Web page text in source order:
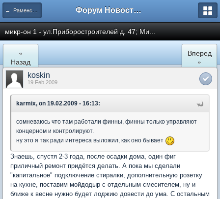
← Раменское Форум Новостройки
микр-он 1 - ул.Приборостроителей д. 47; Ми...
«
Назад
Вперед
»
koskin
19 Feb 2009
karmix, on 19.02.2009 - 16:13:
сомневаюсь что там работали финны, финны только управляют
концерном и контролируют.
ну это я так ради интереса выложил, как оно бывает
Знаешь, спустя 2-3 года, после осадки дома, один фиг
приличный ремонт придётся делать. А пока мы сделали
"капитальное" подключение стиралки, дополнительную розетку
на кухне, поставим мойдодыр с отдельным смесителем, ну и
ближе к весне нужно будет лоджию довести до ума. С остальным